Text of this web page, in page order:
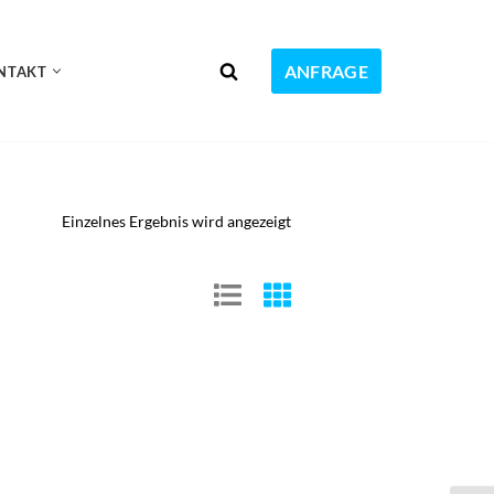
ANFRAGE
Einzelnes Ergebnis wird angezeigt